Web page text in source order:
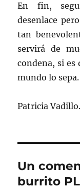
En fin,
desenlace
tan
servirá de
condena, si es
mundo lo sepa.
Patricia Vadillo.
Un
burrito